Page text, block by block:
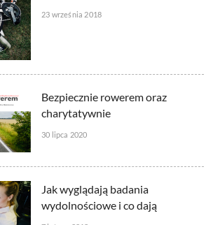
23 września 2018
Bezpiecznie rowerem oraz
charytatywnie
30 lipca 2020
Jak wyglądają badania
wydolnościowe i co dają